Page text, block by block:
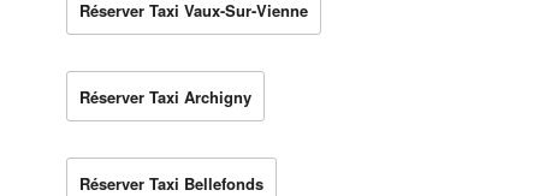
Réserver Taxi Vaux-Sur-Vienne
Réserver Taxi Archigny
Réserver Taxi Bellefonds